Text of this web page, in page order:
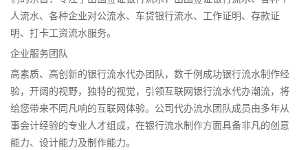
人流水、各种企业对公流水、车贷银行流水、工作证明、存款证
明、打卡工资流水服务。
企业服务团队
高素质、高创新的银行流水代办团队，数千例成功银行流水制作经
验，开阔的视野，独特的视觉，引领互联网银行流水代办潮流，将
给您带来不同凡响的互联网体验。公司代办流水团队成员由多年从
事会计经验的专业人才组成，在银行流水制作方面具备非凡的创意
能力、设计能力及制作能力。